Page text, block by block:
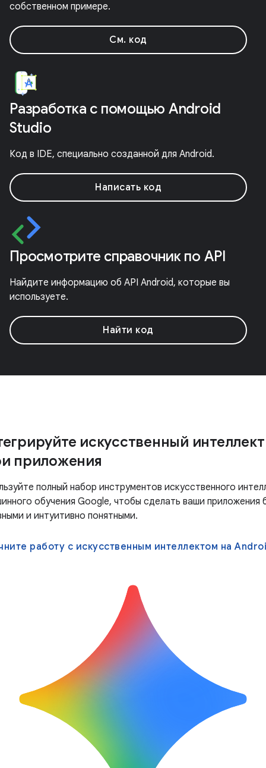
собственном примере.
См. код
Разработка с помощью Android
Studio
Код в IDE, специально созданной для Android.
Написать код
Просмотрите справочник по API
Найдите информацию об API Android, которые вы
используете.
Найти код
искусственный
приложения
полный набор инструментов искусственного
обучения Google, чтобы сделать ваши приложения
и интуитивно понятными.
работу с искусственным интеллектом на